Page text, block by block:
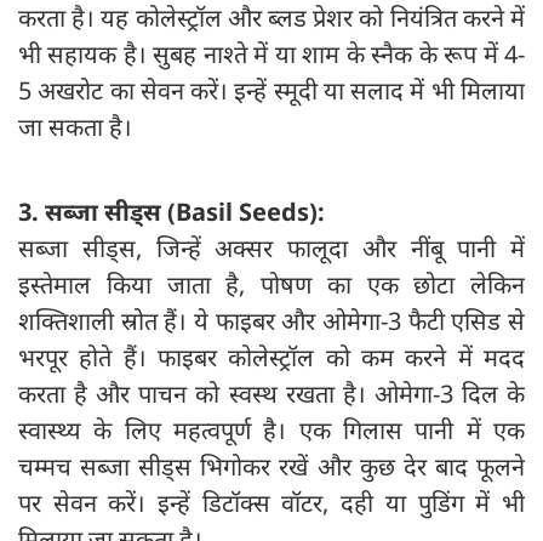
करता है। यह कोलेस्ट्रॉल और ब्लड प्रेशर को नियंत्रित करने में
भी सहायक है। सुबह नाश्ते में या शाम के स्नैक के रूप में 4-
5 अखरोट का सेवन करें। इन्हें स्मूदी या सलाद में भी मिलाया
जा सकता है।
3. सब्जा सीड्स (Basil Seeds):
सब्जा सीड्स, जिन्हें अक्सर फालूदा और नींबू पानी में
इस्तेमाल किया जाता है, पोषण का एक छोटा लेकिन
शक्तिशाली स्रोत हैं। ये फाइबर और ओमेगा-3 फैटी एसिड से
भरपूर होते हैं। फाइबर कोलेस्ट्रॉल को कम करने में मदद
करता है और पाचन को स्वस्थ रखता है। ओमेगा-3 दिल के
स्वास्थ्य के लिए महत्वपूर्ण है। एक गिलास पानी में एक
चम्मच सब्जा सीड्स भिगोकर रखें और कुछ देर बाद फूलने
पर सेवन करें। इन्हें डिटॉक्स वॉटर, दही या पुडिंग में भी